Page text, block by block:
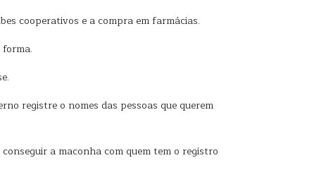
cooperativos e a compra em farmácias.
registre o nomes das pessoas que querem
a maconha com quem tem o registro